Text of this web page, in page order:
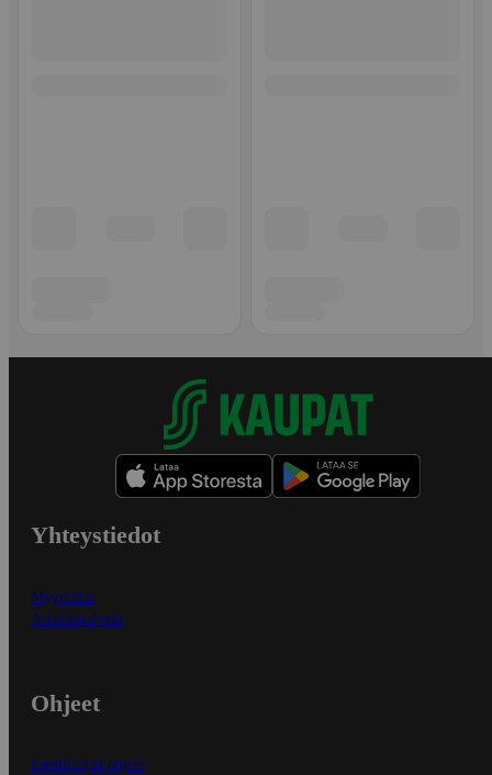
Yhteystiedot
Myymälät
Asiakaspalvelu
Ohjeet
Ensitilaajan ohjeet